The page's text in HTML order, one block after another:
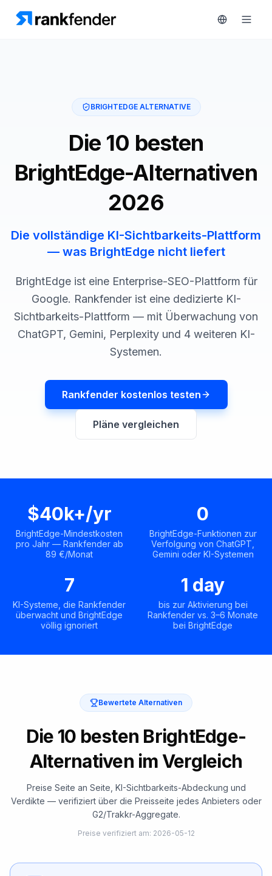
RAIVE
Keyword-
HANDELN
Content
Engine
RAISA
ANALYSIEREN
Kostenlose
Preise
BRIGHTEDGE ALTERNATIVE
Die 10 besten
BrightEdge-Alternativen
2026
Die vollständige KI-Sichtbarkeits-Plattform
— was BrightEdge nicht liefert
BrightEdge ist eine Enterprise-SEO-Plattform für
Google. Rankfender ist eine dedizierte KI-
Sichtbarkeits-Plattform — mit Überwachung von
ChatGPT, Gemini, Perplexity und 4 weiteren KI-
Systemen.
Rankfender kostenlos testen
Pläne vergleichen
$40k+/yr
BrightEdge-Mindestkosten
pro Jahr — Rankfender ab
89 €/Monat
0
BrightEdge-Funktionen zur
Verfolgung von ChatGPT,
Gemini oder KI-Systemen
7
KI-Systeme, die Rankfender
überwacht und BrightEdge
völlig ignoriert
1 day
bis zur Aktivierung bei
Rankfender vs. 3–6 Monate
bei BrightEdge
Bewertete Alternativen
Die 10 besten BrightEdge-
Alternativen im Vergleich
Preise Seite an Seite, KI-Sichtbarkeits-Abdeckung und
Verdikte — verifiziert über die Preisseite jedes Anbieters oder
G2/Trakkr-Aggregate.
Preise verifiziert am: 2026-05-12